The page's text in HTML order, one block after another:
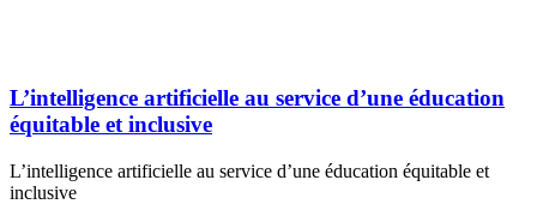
L’intelligence artificielle au service d’une éducation
équitable et inclusive
L’intelligence artificielle au service d’une éducation équitable et
inclusive